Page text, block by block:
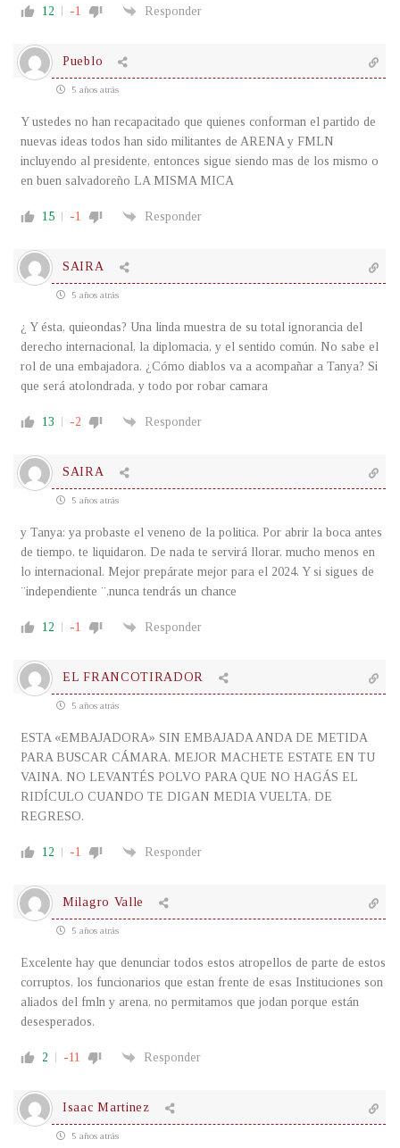
12 -1 Responder
Pueblo
5 años atrás
Y ustedes no han recapacitado que quienes conforman el partido de
nuevas ideas todos han sido militantes de ARENA y FMLN
incluyendo al presidente, entonces sigue siendo mas de los mismo o
en buen salvadoreño LA MISMA MICA
15 -1 Responder
SAIRA
5 años atrás
¿ Y ésta, quieondas? Una linda muestra de su total ignorancia del
derecho internacional, la diplomacia, y el sentido común. No sabe el
rol de una embajadora. ¿Cómo diablos va a acompañar a Tanya? Si
que será atolondrada, y todo por robar camara
13 -2 Responder
SAIRA
5 años atrás
y Tanya: ya probaste el veneno de la politica. Por abrir la boca antes
de tiempo, te liquidaron. De nada te servirá llorar, mucho menos en
lo internacional. Mejor prepárate mejor para el 2024. Y si sigues de
¨independiente ¨,nunca tendrás un chance
12 -1 Responder
EL FRANCOTIRADOR
5 años atrás
ESTA «EMBAJADORA» SIN EMBAJADA ANDA DE METIDA
PARA BUSCAR CÁMARA. MEJOR MACHETE ESTATE EN TU
VAINA. NO LEVANTÉS POLVO PARA QUE NO HAGÁS EL
RIDÍCULO CUANDO TE DIGAN MEDIA VUELTA, DE
REGRESO.
12 -1 Responder
Milagro Valle
5 años atrás
Excelente hay que denunciar todos estos atropellos de parte de estos
corruptos, los funcionarios que estan frente de esas Instituciones son
aliados del fmln y arena, no permitamos que jodan porque están
desesperados.
2 -11 Responder
Isaac Martinez
5 años atrás